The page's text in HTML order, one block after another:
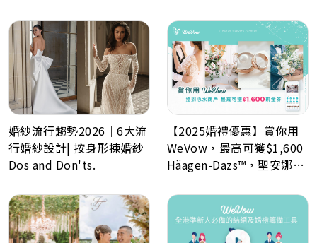
婚紗流行趨勢2026｜6大流
行婚紗設計| 按身形揀婚紗
Dos and Don'ts.
【2025婚禮優惠】賞你用
WeVow，最高可獲$1,600
Häagen-Dazs™，聖安娜餅